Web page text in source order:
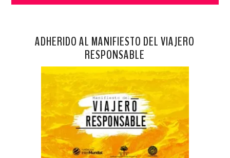
ADHERIDO AL MANIFIESTO DEL VIAJERO
RESPONSABLE